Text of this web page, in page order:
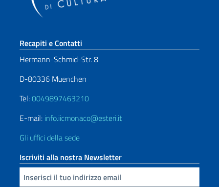
Sezione footer
Recapiti e Contatti
Hermann-Schmid-Str. 8
D-80336 Muenchen
Tel:0049897463210
E-mail: info.iicmonaco@esteri.it
Gli uffici della sede
Iscriviti alla nostra Newsletter
Inserisci la tua email